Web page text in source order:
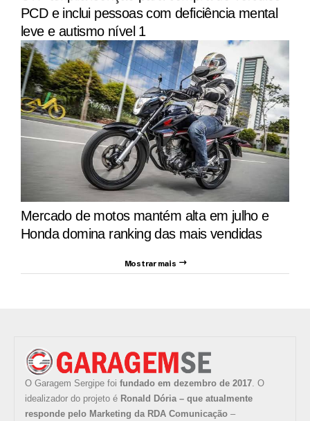
PCD e inclui pessoas com deficiência mental
leve e autismo nível 1
Mercado de motos mantém alta em julho e
Honda domina ranking das mais vendidas
Mostrar mais
O Garagem Sergipe foi fundado em dezembro de 2017. O
idealizador do projeto é Ronald Dória – que atualmente
responde pelo Marketing da RDA Comunicação –